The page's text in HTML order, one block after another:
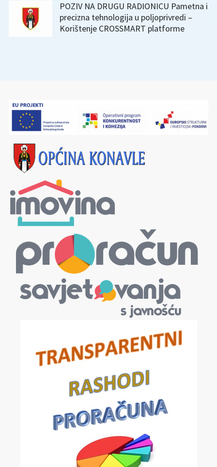
POZIV NA DRUGU RADIONICU Pametna i
precizna tehnologija u poljoprivredi –
Korištenje CROSSMART platforme